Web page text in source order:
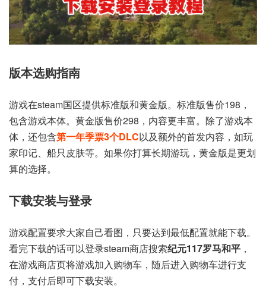
版本选购指南
游戏在steam国区提供标准版和黄金版。标准版售价198，
包含游戏本体。黄金版售价298，内容更丰富。除了游戏本
体，还包含第一年季票3个DLC以及额外的首发内容，如玩
家印记、船只皮肤等。如果你打算长期游玩，黄金版是更划
算的选择。
下载安装与登录
游戏配置要求大家自己看图，只要达到最低配置就能下载。
看完下载的话可以登录steam商店搜索纪元117罗马和平 ，
在游戏商店页将游戏加入购物车，随后进入购物车进行支
付，支付后即可下载安装。